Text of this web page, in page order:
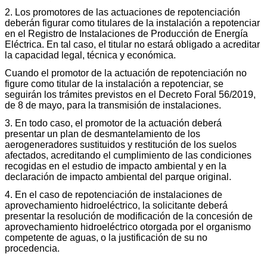
2. Los promotores de las actuaciones de repotenciación
deberán figurar como titulares de la instalación a repotenciar
en el Registro de Instalaciones de Producción de Energía
Eléctrica. En tal caso, el titular no estará obligado a acreditar
la capacidad legal, técnica y económica.
Cuando el promotor de la actuación de repotenciación no
figure como titular de la instalación a repotenciar, se
seguirán los trámites previstos en el Decreto Foral 56/2019,
de 8 de mayo, para la transmisión de instalaciones.
3. En todo caso, el promotor de la actuación deberá
presentar un plan de desmantelamiento de los
aerogeneradores sustituidos y restitución de los suelos
afectados, acreditando el cumplimiento de las condiciones
recogidas en el estudio de impacto ambiental y en la
declaración de impacto ambiental del parque original.
4. En el caso de repotenciación de instalaciones de
aprovechamiento hidroeléctrico, la solicitante deberá
presentar la resolución de modificación de la concesión de
aprovechamiento hidroeléctrico otorgada por el organismo
competente de aguas, o la justificación de su no
procedencia.